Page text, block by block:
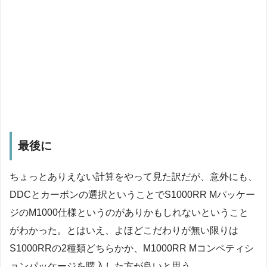
最後に
ちょっとありえない計算をやって見た訳だが、意外にも、
DDCとカーボンの選択ということでS1000RR Mパッケー
ジのM1000仕様というのがありかもしれないということ
がわかった。とはいえ、よほどこだわりが無い限りは
S1000RRの2種類どちらかか、M1000RR Mコンペティシ